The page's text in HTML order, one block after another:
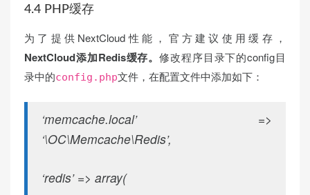
4.4 PHP缓存
为了提供NextCloud性能，官方建议使用缓存，
NextCloud添加Redis缓存。修改程序目录下的config目
录中的config.php文件，在配置文件中添加如下：
‘memcache.local’ =>
‘\OC\Memcache\Redis’,
‘redis’ => array(